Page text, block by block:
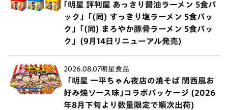
｢明星 評判屋 あっさり醤油ラーメン 5食パ
ック」｢(同) すっきり塩ラーメン 5食パッ
ク」｢(同) まろやか豚骨ラーメン 5食パッ
ク」(9月14日リニューアル発売)
2026.08.07明星食品
「明星 一平ちゃん夜店の焼そば 関西風お
好み焼ソース味｣コラボパッケージ (2026
年8月下旬より数量限定で順次出荷)